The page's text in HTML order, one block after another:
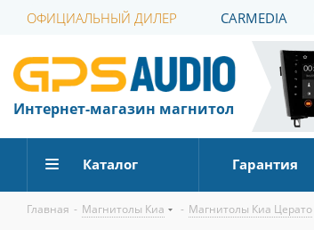
ОФИЦИАЛЬНЫЙ ДИЛЕР CARMEDIA
Интернет-магазин магнитол
Каталог Гарантия
Главная - Магнитолы Киа - Магнитолы Киа Церато